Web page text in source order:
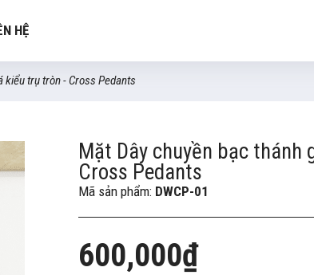
HỆ
kiểu trụ tròn - Cross Pedants
Mặt Dây chuyền bạc thánh
Cross Pedants
Mã sản phẩm: DWCP-01
600,000₫